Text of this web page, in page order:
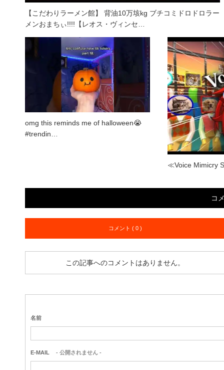
【こだわりラーメン館】 背油10万垓kg ブチコミドロドロラー
メンおまちぃ!!!!【レオス・ヴィンセ…
omg this reminds me of halloween😭
#trendin…
≪Voice Mimicry
コ
コメント ( 0 )
この記事へのコメントはありません。
名前
E-MAIL - 公開されません -